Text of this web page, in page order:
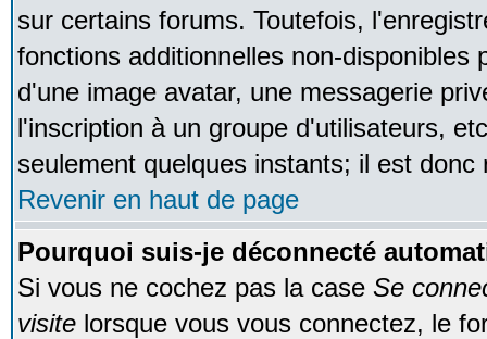
sur certains forums. Toutefois,
fonctions additionnelles non-disponibles
d'une image avatar, une messagerie
l'inscription à un groupe d'utilisateurs,
seulement quelques instants; il est
Revenir en haut de page
Pourquoi suis-je déconnecté
Si vous ne cochez pas la case Se
visite lorsque vous vous connectez, le